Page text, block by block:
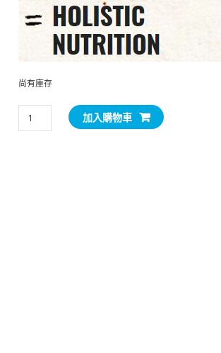
尚有庫存
Belcando
MASTERCRAFT
加入購物車